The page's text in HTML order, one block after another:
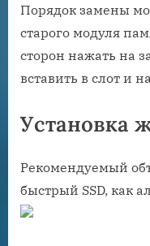
Порядок замены
старого модуля
сторон нажать на
вставить в слот и
Установка
Рекомендуемый
быстрый SSD, как